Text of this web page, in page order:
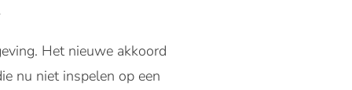
Het nieuwe akkoord
nu niet inspelen op een